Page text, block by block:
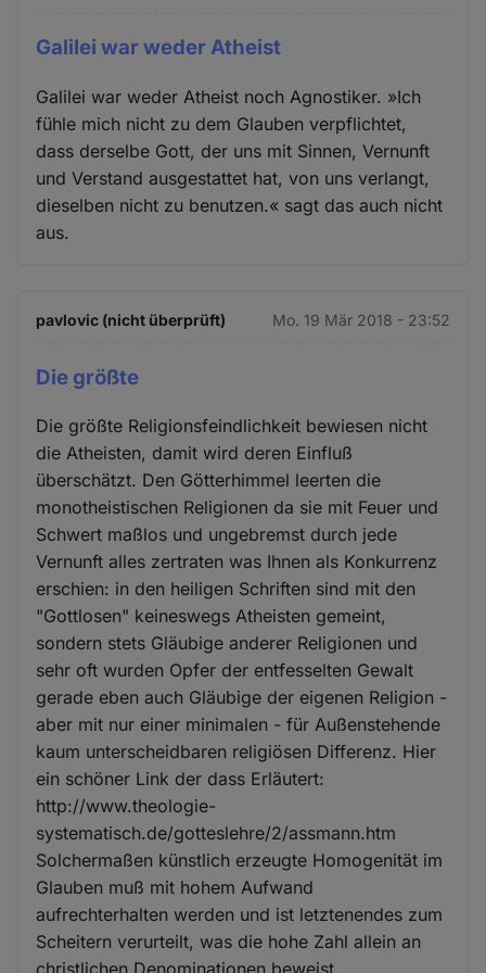
Galilei war weder Atheist
Galilei war weder Atheist noch Agnostiker. »Ich
fühle mich nicht zu dem Glauben verpflichtet,
dass derselbe Gott, der uns mit Sinnen, Vernunft
und Verstand ausgestattet hat, von uns verlangt,
dieselben nicht zu benutzen.« sagt das auch nicht
aus.
pavlovic (nicht überprüft) Mo. 19 Mär 2018 - 23:52
Die größte
Die größte Religionsfeindlichkeit bewiesen nicht
die Atheisten, damit wird deren Einfluß
überschätzt. Den Götterhimmel leerten die
monotheistischen Religionen da sie mit Feuer und
Schwert maßlos und ungebremst durch jede
Vernunft alles zertraten was Ihnen als Konkurrenz
erschien: in den heiligen Schriften sind mit den
"Gottlosen" keineswegs Atheisten gemeint,
sondern stets Gläubige anderer Religionen und
sehr oft wurden Opfer der entfesselten Gewalt
gerade eben auch Gläubige der eigenen Religion -
aber mit nur einer minimalen - für Außenstehende
kaum unterscheidbaren religiösen Differenz. Hier
ein schöner Link der dass Erläutert:
http://www.theologie-
systematisch.de/gotteslehre/2/assmann.htm
Solchermaßen künstlich erzeugte Homogenität im
Glauben muß mit hohem Aufwand
aufrechterhalten werden und ist letztenendes zum
Scheitern verurteilt, was die hohe Zahl allein an